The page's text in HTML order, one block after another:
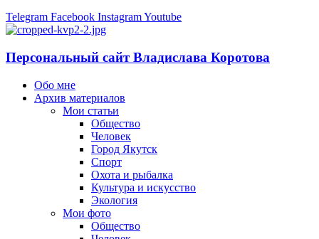
Telegram Facebook InstagramYoutube
Персональный сайт Владислава Коротова
Обо мне
Архив материалов
Мои статьи
Общество
Человек
Город Якутск
Спорт
Охота и рыбалка
Культура и искусство
Экология
Мои фото
Общество